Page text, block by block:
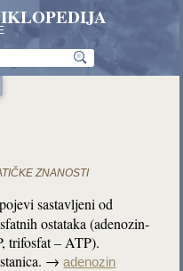
ZNANOSTI
sastavljeni od
ostataka (adenozin-
trifosfat – ATP).
stanica. →adenozin